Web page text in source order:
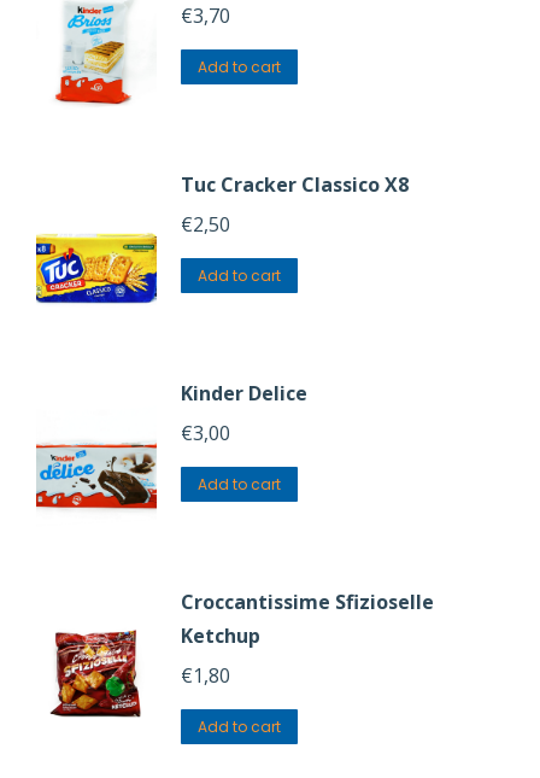
€3,70
Add to cart
Tuc Cracker Classico X8
€2,50
Add to cart
Kinder Delice
€3,00
Add to cart
Croccantissime Sfizioselle
Ketchup
€1,80
Add to cart